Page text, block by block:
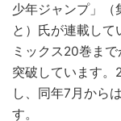
少年ジャンプ」（
と）氏が連載して
ミックス20巻ま
突破しています。
し、同年7月から
す。